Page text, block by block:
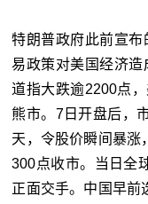
特朗普政府此前宣
易政策对美国经济造
道指大跌逾2200点
熊市。7日开盘后，
天，令股价瞬间暴涨
300点收市。当日全
正面交手。中国早前